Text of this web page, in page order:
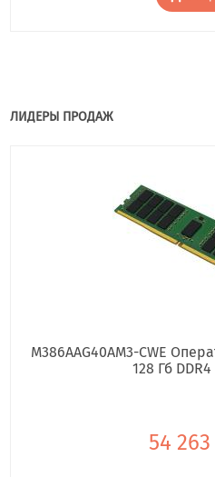
ЛИДЕРЫ ПРОДАЖ
M386AAG40AM3-CWE
128 Гб
54